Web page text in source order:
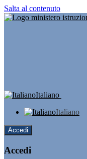
Salta al contenuto
Italiano
Italiano
Accedi
Accedi